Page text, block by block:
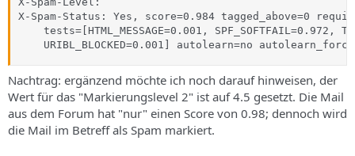
X-Spam-Status: Yes, score=0.984 tagged_above=0
tests=[HTML_MESSAGE=0.001, SPF_SOFTFAIL=0.972,
URIBL_BLOCKED=0.001] autolearn=no
Nachtrag: ergänzend möchte ich noch darauf hinweisen, der
Wert für das "Markierungslevel 2" ist auf 4.5 gesetzt. Die Mail
aus dem Forum hat "nur" einen Score von 0.98; dennoch wird
die Mail im Betreff als Spam markiert.